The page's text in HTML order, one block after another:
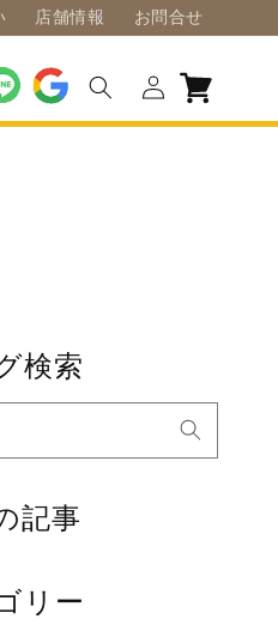
店舗情報 お問合せ
Google
ロ
イ
ン
ー
検索
記事
リー